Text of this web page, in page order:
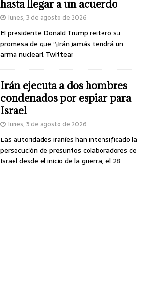
hasta llegar a un acuerdo
lunes, 3 de agosto de 2026
El presidente Donald Trump reiteró su
promesa de que “¡Irán jamás tendrá un
arma nuclear!. Twittear
Irán ejecuta a dos hombres
condenados por espiar para
Israel
lunes, 3 de agosto de 2026
Las autoridades iraníes han intensificado la
persecución de presuntos colaboradores de
Israel desde el inicio de la guerra, el 28